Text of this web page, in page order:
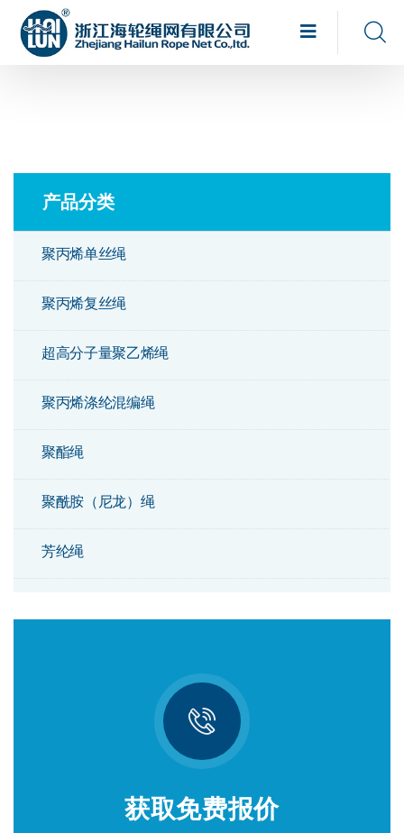
产品分类
聚丙烯单丝绳
聚丙烯复丝绳
超高分子量聚乙烯绳
聚丙烯涤纶混编绳
聚酯绳
聚酰胺（尼龙）绳
芳纶绳
获取免费报价